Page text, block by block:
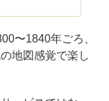
〜1840年ごろ、
地図感覚で楽し